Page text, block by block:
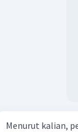
Secara
Jawaban
Menurut kalian,